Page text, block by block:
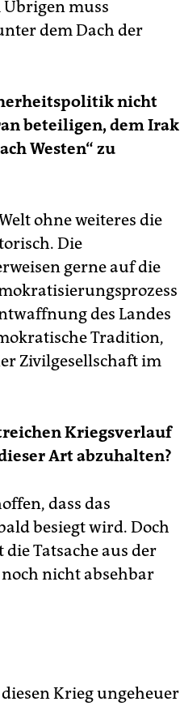
muss
dem Dach der
nicht
beteiligen, dem Irak
Westen“ zu
ohne weiteres die
Die
gerne auf die
des Landes
Tradition,
Zivilgesellschaft im
Kriegsverlauf
Art abzuhalten?
dass das
besiegt wird. Doch
Tatsache aus der
noch nicht absehbar
Krieg ungeheuer